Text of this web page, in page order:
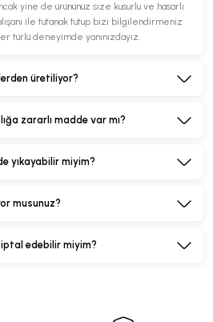
yine de ürününüz size kusurlu ve hasarlı
ile tutanak tutup bizi bilgilendirmeniz
türlü deneyimde yanınızdayız.
üretiliyor?
zararlı madde var mı?
yıkayabilir miyim?
musunuz?
edebilir miyim?